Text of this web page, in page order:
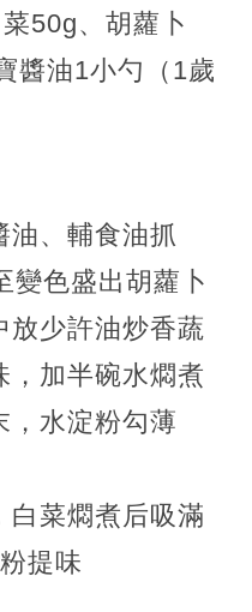
50g、胡蘿卜
醬油1小勺（1歲
油、輔食油抓
變色盛出胡蘿卜
放少許油炒香蔬
，加半碗水燜煮
，水淀粉勾薄
白菜燜煮后吸滿
提味